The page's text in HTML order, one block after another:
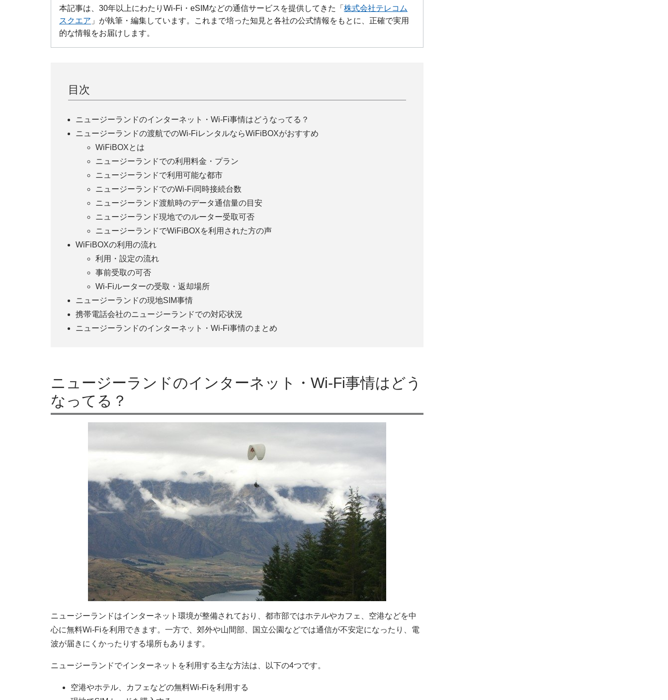
本記事は、30年以上にわたりWi-Fi・eSIMなどの通信サービスを提供してきた「 株式会社テレコム
スクエア 」が執筆・編集しています。これまで培った知見と各社の公式情報をもとに、正確で実用
的な情報をお届けします。
目次
ニュージーランドのインターネット・Wi-Fi事情はどうなってる？
ニュージーランドの渡航でのWi-FiレンタルならWiFiBOXがおすすめ
WiFiBOXとは
ニュージーランドでの利用料金・プラン
ニュージーランドで利用可能な都市
ニュージーランドでのWi-Fi同時接続台数
ニュージーランド渡航時のデータ通信量の目安
ニュージーランド現地でのルーター受取可否
ニュージーランドでWiFiBOXを利用された方の声
WiFiBOXの利用の流れ
利用・設定の流れ
事前受取の可否
Wi-Fiルーターの受取・返却場所
ニュージーランドの現地SIM事情
携帯電話会社のニュージーランドでの対応状況
ニュージーランドのインターネット・Wi-Fi事情のまとめ
ニュージーランドのインターネット・Wi-Fi事情はどう
なってる？
ニュージーランドはインターネット環境が整備されており、都市部ではホテルやカフェ、空港などを中
心に無料Wi-Fiを利用できます。一方で、郊外や山間部、国立公園などでは通信が不安定になったり、電
波が届きにくかったりする場所もあります。
ニュージーランドでインターネットを利用する主な方法は、以下の4つです。
空港やホテル、カフェなどの無料Wi-Fiを利用する